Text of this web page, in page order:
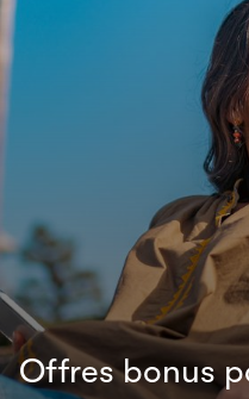
Offres bonus